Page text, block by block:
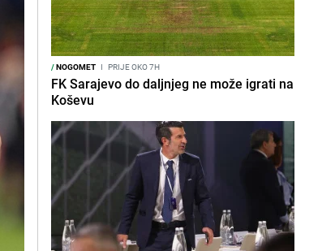
/NOGOMET I PRIJE OKO 7H
FK Sarajevo do daljnjeg ne može igrati na
Koševu